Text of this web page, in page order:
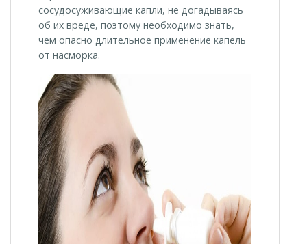
сосудосуживающие капли, не догадываясь
об их вреде, поэтому необходимо знать,
чем опасно длительное применение капель
от насморка.